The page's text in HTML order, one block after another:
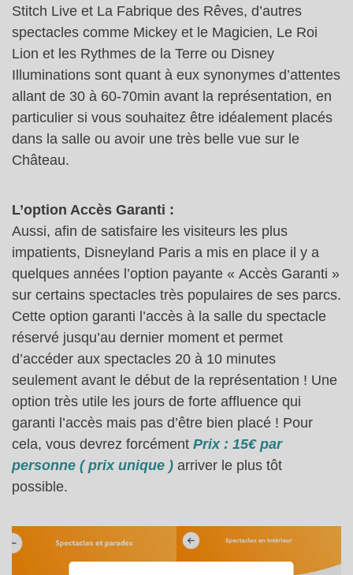
Stitch Live et La Fabrique des Rêves, d’autres
spectacles comme Mickey et le Magicien, Le Roi
Lion et les Rythmes de la Terre ou Disney
Illuminations sont quant à eux synonymes d’attentes
allant de 30 à 60-70min avant la représentation, en
particulier si vous souhaitez être idéalement placés
dans la salle ou avoir une très belle vue sur le
Château.
L’option Accès Garanti :
Aussi, afin de satisfaire les visiteurs les plus
impatients, Disneyland Paris a mis en place il y a
quelques années l’option payante « Accès Garanti »
sur certains spectacles très populaires de ses parcs.
Cette option garanti l’accès à la salle du spectacle
réservé jusqu’au dernier moment et permet
d’accéder aux spectacles 20 à 10 minutes
seulement avant le début de la représentation ! Une
option très utile les jours de forte affluence qui
garanti l’accès mais pas d’être bien placé ! Pour
cela, vous devrez forcément Prix : 15€ par
personne ( prix unique ) arriver le plus tôt
possible.